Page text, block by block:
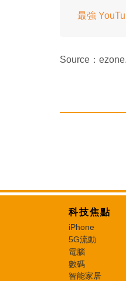
最強
Source：
科技焦點
iPhone
5G流動
電腦
數碼
智能家居